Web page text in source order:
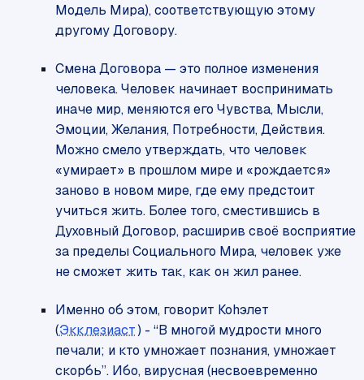
Модель Мира), соответствующую этому
другому Договору.
Смена Договора — это полное изменения
человека. Человек начинает воспринимать
иначе мир, меняются его Чувства, Мысли,
Эмоции, Желания, Потребности, Действия.
Можно смело утверждать, что человек
«умирает» в прошлом мире и «рождается»
заново в новом мире, где ему предстоит
учиться жить. Более того, сместившись в
Духовный Договор, расширив своё восприятие
за пределы Социального Мира, человек уже
не сможет жить так, как он жил ранее.
Именно об этом, говорит Коhэлет
(Экклезиаст) - “В многой мудрости много
печали; и кто умножает познания, умножает
скорбь”. Ибо, вирусная (несвоевременно